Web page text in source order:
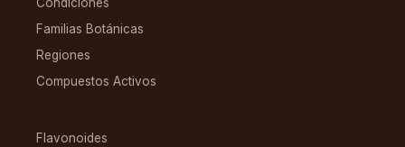
Condiciones
Familias Botánicas
Regiones
Compuestos Activos
Flavonoides